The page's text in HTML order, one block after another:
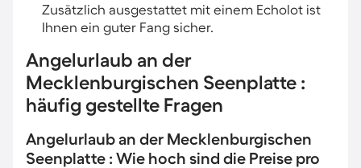
Zusätzlich ausgestattet mit einem Echolot ist
Ihnen ein guter Fang sicher.
Angelurlaub an der
Mecklenburgischen Seenplatte :
häufig gestellte Fragen
Angelurlaub an der Mecklenburgischen
Seenplatte : Wie hoch sind die Preise pro